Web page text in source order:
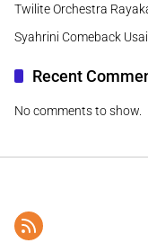
Twilite Orchestra
Syahrini Comeback
Recent
No comments to show.